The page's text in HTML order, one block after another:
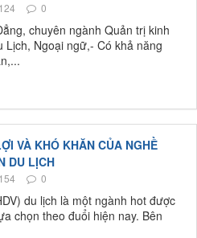
124 0
chuyên ngành Quản trị kinh
Lịch, Ngoại ngữ,- Có khả năng
VÀ KHÓ KHĂN CỦA NGHỀ
DU LỊCH
154 0
du lịch là một ngành hot được
chọn theo đuổi hiện nay. Bên